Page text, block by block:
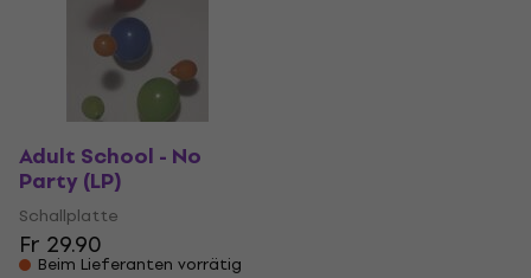
Adult School - No
Party (LP)
Schallplatte
Fr 29.90
Beim Lieferanten vorrätig